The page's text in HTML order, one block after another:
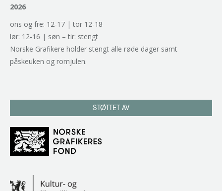
2026
ons og fre: 12-17 | tor 12-18
lør: 12-16 | søn – tir: stengt
Norske Grafikere holder stengt alle røde dager samt
påskeuken og romjulen.
STØTTET AV